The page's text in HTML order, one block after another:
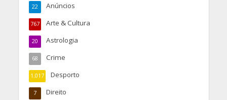
Anúncios
22
Arte & Cultura
767
Astrologia
20
Crime
68
Desporto
1.017
Direito
7